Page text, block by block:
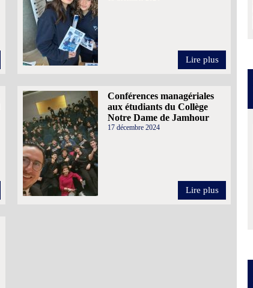
Lire plus
Conférences managériales
aux étudiants du Collège
Notre Dame de Jamhour
17 décembre 2024
Lire plus